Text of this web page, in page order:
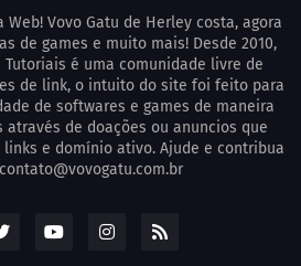
Web! Vovo Gatu de Herley costa, agora
de games e muito mais! Desde 2010,
Tutoriais é uma comunidade livre de
de link, o intuito do site foi feito para
de softwares e games de maneira
através de doações ou anuncios que
e domínio ativo. Ajude e contribua